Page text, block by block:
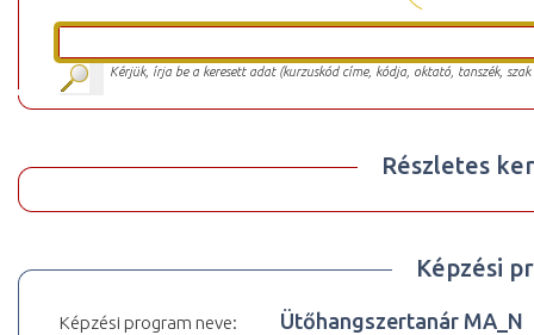
Kérjük, írja be a keresett adat (kurzuskód címe, kódja, oktató, tanszék,
Részletes
Képzési
Képzési program neve: Ütőhangszertanár MA_N